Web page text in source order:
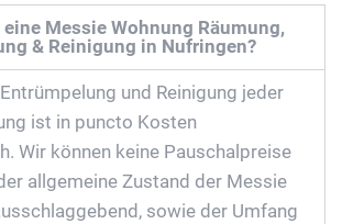
Messie Wohnung Räumung,
& Reinigung in Nufringen?
und Reinigung jeder
ist in puncto Kosten
Wir können keine Pauschalpreise
allgemeine Zustand der Messie
sowie der Umfang